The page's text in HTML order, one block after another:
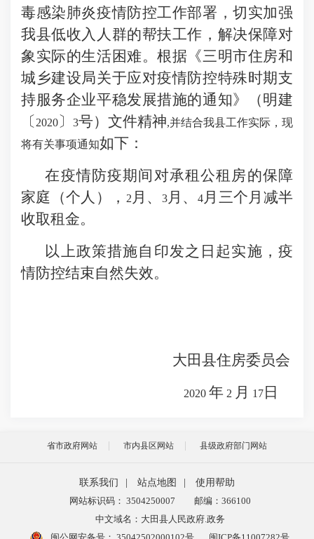
毒感染肺炎疫情防控工作部署，切实加强
我县低收入人群的帮扶工作 ，解决保障对
象实际的生活困难。根据《三明市住房和
城乡建设局关于应对疫情防控特殊时期支
持服务企业平稳发展措施的通知》（明建
〔 2020〕 3号） 文件精神,并结合我县工作实际，现
将有关事项通知如下 ：
在疫情防疫期间对承租公租房的保障
家庭（个人），
2月 、 3月 、 4月三个月减半
收取租金。
以上政策措施自印发之日起实施 ，疫
情防控结束自然失效。
大田县住房委员会
2020 年 2 月 1 7 日
省市政府网站 市内县区网站 县级政府部门网站
联系我们 站点地图
使用帮助
网站标识码： 3504250007
邮编：366100
中文域名：大田县人民政府.政务